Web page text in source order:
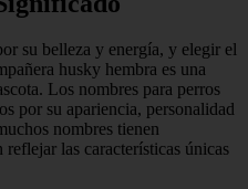
su belleza y energía, y elegir el
husky hembra es una
Los nombres para perros
por su apariencia, personalidad
nombres tienen
las características únicas